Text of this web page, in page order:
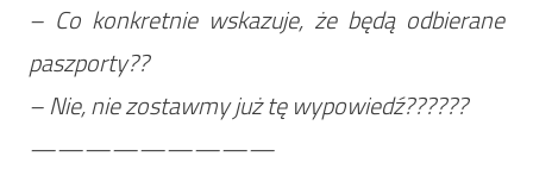
– Co konkretnie wskazuje, że będą odbierane
paszporty??
– Nie, nie zostawmy już tę wypowiedź??????
—————————